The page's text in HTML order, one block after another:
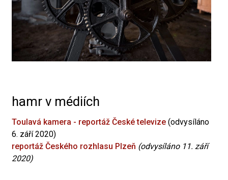
hamr v médiích
Toulavá kamera - reportáž České televize (odvysíláno
6. září 2020)
reportáž Českého rozhlasu Plzeň (odvysíláno 11. září
2020)